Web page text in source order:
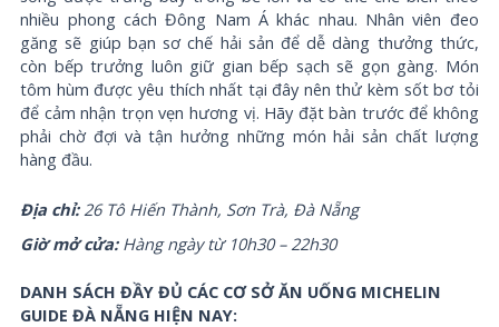
nhiều phong cách Đông Nam Á khác nhau. Nhân viên đeo
găng sẽ giúp bạn sơ chế hải sản để dễ dàng thưởng thức,
còn bếp trưởng luôn giữ gian bếp sạch sẽ gọn gàng. Món
tôm hùm được yêu thích nhất tại đây nên thử kèm sốt bơ tỏi
để cảm nhận trọn vẹn hương vị. Hãy đặt bàn trước để không
phải chờ đợi và tận hưởng những món hải sản chất lượng
hàng đầu.
Địa chỉ:26 Tô Hiến Thành, Sơn Trà, Đà Nẵng
Giờ mở cửa:Hàng ngày từ 10h30 – 22h30
DANH SÁCH ĐẦY ĐỦ CÁC CƠ SỞ ĂN UỐNG MICHELIN
GUIDE ĐÀ NẴNG HIỆN NAY: